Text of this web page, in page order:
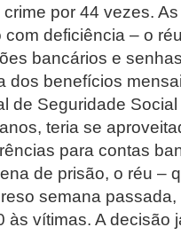
por 44 vezes.
com deficiência – o
bancários e
dos benefícios
de Seguridade
teria se
para contas
de prisão, o réu –
semana
às vítimas. A decisão